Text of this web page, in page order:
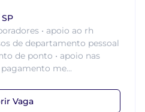
• apoio ao rh
de departamento pessoal
de ponto • apoio nas
me...
Vaga